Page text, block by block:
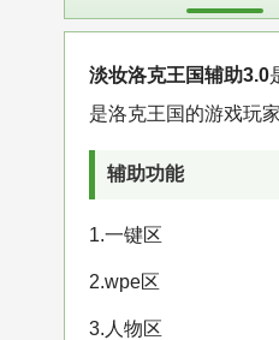
淡妆洛克王国辅助3.0
是洛克王国的游戏玩
辅助功能
1.一键区
2.wpe区
3.人物区